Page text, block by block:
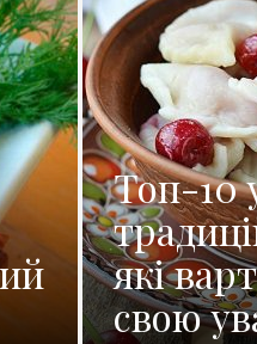
Топ-10
які
свою